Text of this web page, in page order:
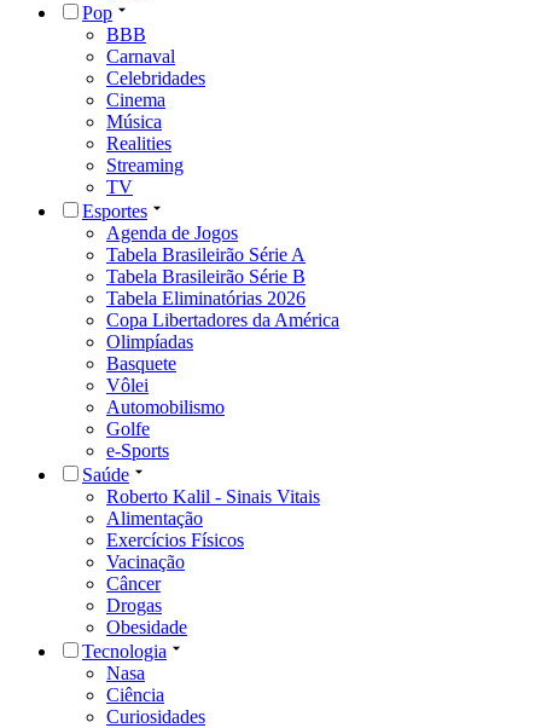
Pop
BBB
Carnaval
Celebridades
Cinema
Música
Realities
Streaming
TV
Esportes
Agenda de Jogos
Tabela Brasileirão Série A
Tabela Brasileirão Série B
Tabela Eliminatórias 2026
Copa Libertadores da América
Olimpíadas
Basquete
Vôlei
Automobilismo
Golfe
e-Sports
Saúde
Roberto Kalil - Sinais Vitais
Alimentação
Exercícios Físicos
Vacinação
Câncer
Drogas
Obesidade
Tecnologia
Nasa
Ciência
Curiosidades